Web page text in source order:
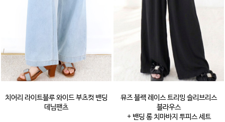
치어리 라이트블루 와이드 부츠컷 밴딩
데님팬츠
뮤즈 블랙 레이스 트리밍 슬리브리스
블라우스
+ 밴딩 롱 치마바지 투피스 세트